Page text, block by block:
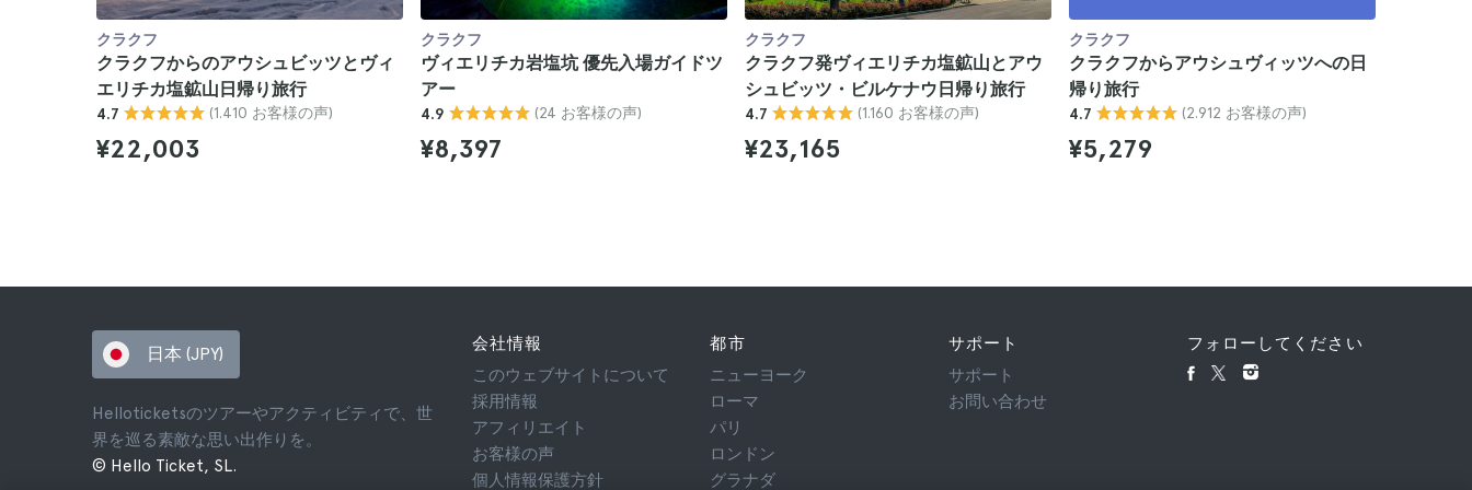
クラクフ
クラクフからのアウシュビッツとヴィ
エリチカ塩鉱山日帰り旅行
4.7 (1.410 お客様の声)
¥22,003
クラクフ
ヴィエリチカ岩塩坑 優先入場ガイドツ
アー
4.9 (24 お客様の声)
¥8,397
クラクフ
クラクフ発ヴィエリチカ塩鉱山とアウ
シュビッツ・ビルケナウ日帰り旅行
4.7 (1.160 お客様の声)
¥23,165
クラクフ
クラクフからアウシュヴィッツへの日
帰り旅行
4.7 (2.912 お客様の声)
¥5,279
日本 (JPY)
Helloticketsのツアーやアクティビティで、世
界を巡る素敵な思い出作りを。
© Hello Ticket, SL.
会社情報
このウェブサイトについて
採用情報
アフィリエイト
お客様の声
個人情報保護方針
都市
ニューヨーク
ローマ
パリ
ロンドン
グラナダ
サポート
サポート
お問い合わせ
フォローしてください